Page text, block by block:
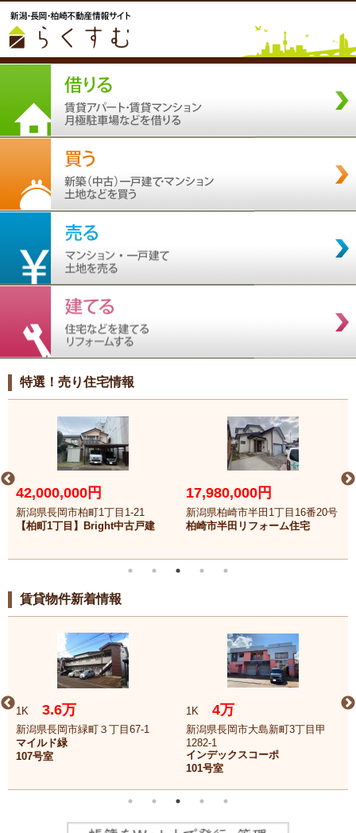
特選！売り住宅情報
42,000,000円
新潟県長岡市柏町1丁目1-21
【柏町1丁目】Bright中古戸建
17,980,000円
新潟県柏崎市半田1丁目16番20号
柏崎市半田リフォーム住宅
賃貸物件新着情報
1K 3.6万
新潟県長岡市緑町３丁目67-1
マイルド緑
107号室
1K 4万
新潟県長岡市大島新町3丁目甲
1282-1
インデックスコーポ
101号室